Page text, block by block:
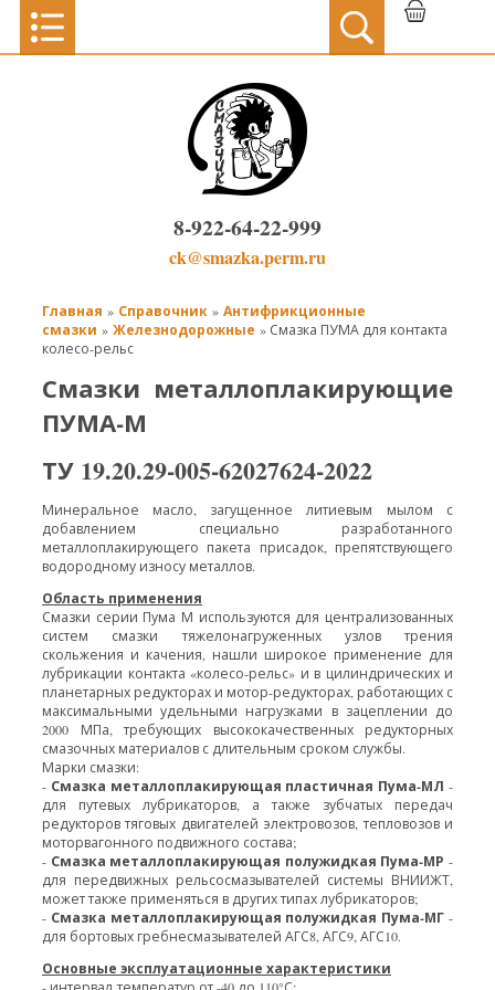
8-922-64-22-999
ck@smazka.perm.ru
Главная » Справочник » Антифрикционные
смазки » Железнодорожные » Смазка ПУМА для контакта
колесо-рельс
Смазки металлоплакирующие
ПУМА-М
ТУ 19.20.29-005-62027624-2022
Минеральное масло, загущенное литиевым мылом с
добавлением специально разработанного
металлоплакирующего пакета присадок, препятствующего
водородному износу металлов.
Область применения
Смазки серии Пума М используются для централизованных
систем смазки тяжелонагруженных узлов трения
скольжения и качения, нашли широкое применение для
лубрикации контакта «колесо-рельс» и в цилиндрических и
планетарных редукторах и мотор-редукторах, работающих с
максимальными удельными нагрузками в зацеплении до
2000 МПа, требующих высококачественных редукторных
смазочных материалов с длительным сроком службы.
Марки смазки:
- Смазка металлоплакирующая пластичная Пума-МЛ -
для путевых лубрикаторов, а также зубчатых передач
редукторов тяговых двигателей электровозов, тепловозов и
моторвагонного подвижного состава;
- Смазка металлоплакирующая полужидкая Пума-МР -
для передвижных рельсосмазывателей системы ВНИИЖТ,
может также применяться в других типах лубрикаторов;
- Смазка металлоплакирующая полужидкая Пума-МГ -
для бортовых гребнесмазывателей АГС8, АГС9, АГС10.
Основные эксплуатационные характеристики